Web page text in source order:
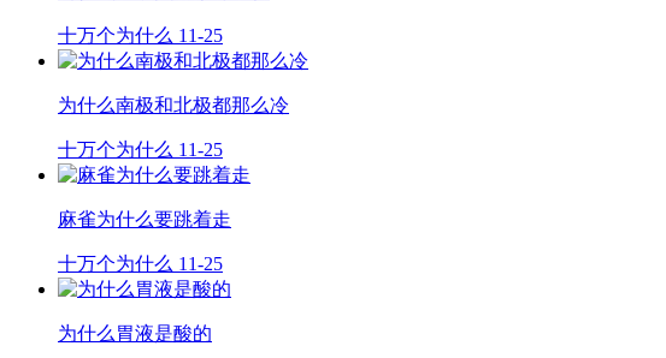
十万个为什么 11-25
为什么南极和北极都那么冷
十万个为什么 11-25
麻雀为什么要跳着走
十万个为什么 11-25
为什么胃液是酸的